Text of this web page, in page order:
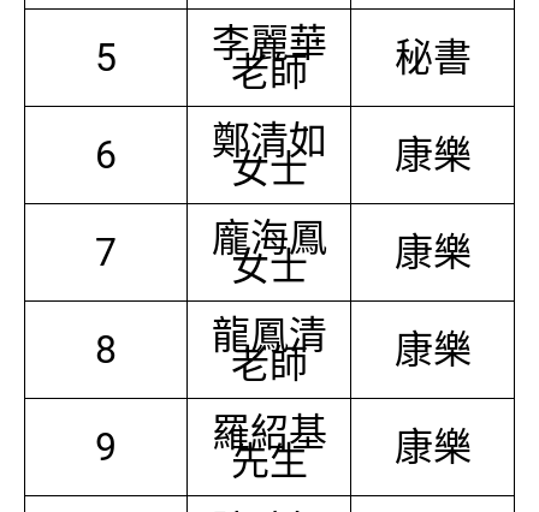
5 李麗華
老師 秘書
6 鄭清如
女士 康樂
7 龐海鳳
女士 康樂
8 龍鳳清
老師 康樂
9 羅紹基
先生 康樂